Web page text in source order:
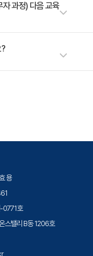
략을 효과적으로 실행
42001 Lead
and-
급 및 기업 할인 혜택
문의해 주세요.
과정) 다음 교육
신 일정은
용
0771호
스밸리 B동 1206호